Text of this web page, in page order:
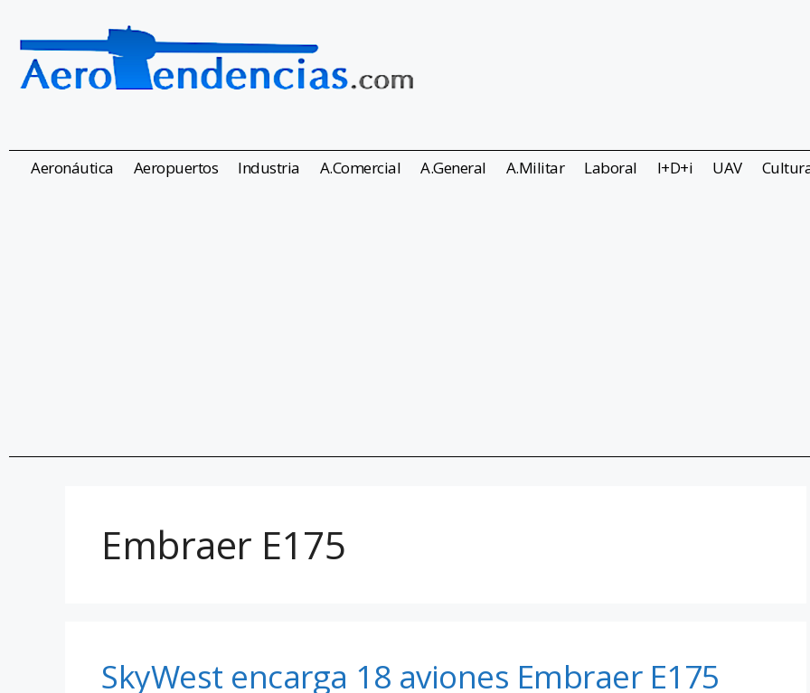
Aeronáutica Aeropuertos Industria A.Comercial A.General A.Militar Laboral I+D+i UAV
Embraer E175
SkyWest encarga 18 aviones Embraer E175